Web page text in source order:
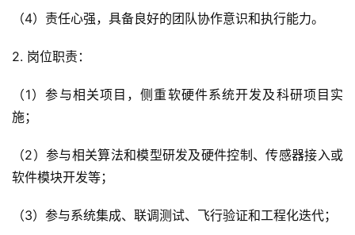
（4）责任心强，具备良好的团队协作意识和执行能力。
2. 岗位职责：
（1）参与相关项目，侧重软硬件系统开发及科研项目实
施；
（2）参与相关算法和模型研发及硬件控制、传感器接入或
软件模块开发等；
（3）参与系统集成、联调测试、飞行验证和工程化迭代；